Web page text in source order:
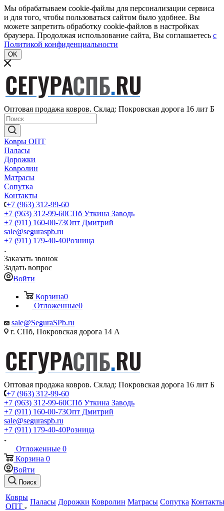
Мы обрабатываем cookie-файлы для персонализации сервиса
и для того, чтобы пользоваться сайтом было удобнее. Вы
можете запретить обработку cookie-файлов в настройках
браузера. Продолжая использование сайта, Вы соглашаетесь c
Политикой конфиденциальности
OK
Оптовая продажа ковров. Склад: Покровская дорога 16 лит Б
Ковры ОПТ
Паласы
Дорожки
Ковролин
Матрасы
Сопутка
Контакты
+7 (963) 312-99-60
+7 (963) 312-99-60СПб Уткина Заводь
+7 (911) 160-00-73Опт Дмитрий
sale@seguraspb.ru
+7 (911) 179-40-40Розница
Заказать звонок
Задать вопрос
Войти
Корзина0
Отложенные0
sale@SeguraSPb.ru
г. СПб, Покровская дорога 14 А
Оптовая продажа ковров. Склад: Покровская дорога 16 лит Б
+7 (963) 312-99-60
+7 (963) 312-99-60СПб Уткина Заводь
+7 (911) 160-00-73Опт Дмитрий
sale@seguraspb.ru
+7 (911) 179-40-40Розница
Отложенные 0
Корзина 0
Войти
Поиск
Ковры
ОПТ
Паласы Дорожки Ковролин Матрасы Сопутка Контакты